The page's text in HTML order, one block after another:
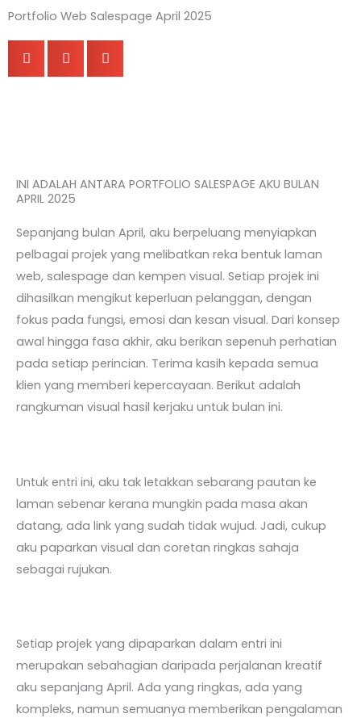
Portfolio Web Salespage April 2025
INI ADALAH ANTARA PORTFOLIO SALESPAGE AKU BULAN
APRIL 2025
Sepanjang bulan April, aku berpeluang menyiapkan
pelbagai projek yang melibatkan reka bentuk laman
web, salespage dan kempen visual. Setiap projek ini
dihasilkan mengikut keperluan pelanggan, dengan
fokus pada fungsi, emosi dan kesan visual. Dari konsep
awal hingga fasa akhir, aku berikan sepenuh perhatian
pada setiap perincian. Terima kasih kepada semua
klien yang memberi kepercayaan. Berikut adalah
rangkuman visual hasil kerjaku untuk bulan ini.
Untuk entri ini, aku tak letakkan sebarang pautan ke
laman sebenar kerana mungkin pada masa akan
datang, ada link yang sudah tidak wujud. Jadi, cukup
aku paparkan visual dan coretan ringkas sahaja
sebagai rujukan.
Setiap projek yang dipaparkan dalam entri ini
merupakan sebahagian daripada perjalanan kreatif
aku sepanjang April. Ada yang ringkas, ada yang
kompleks, namun semuanya memberikan pengalaman